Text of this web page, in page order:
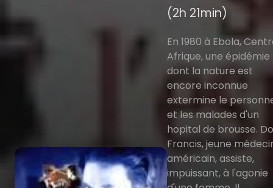
(2h 21min)
En 1980 à Ebola,
Afrique, une épidémie
dont la nature est
encore inconnue
extermine le
et les malades d'un
hopital de brousse.
Francis, jeune
américain, assiste,
impuissant, à l'agonie